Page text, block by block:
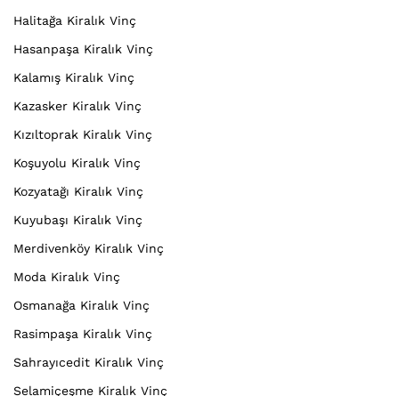
Halitağa Kiralık Vinç
Hasanpaşa Kiralık Vinç
Kalamış Kiralık Vinç
Kazasker Kiralık Vinç
Kızıltoprak Kiralık Vinç
Koşuyolu Kiralık Vinç
Kozyatağı Kiralık Vinç
Kuyubaşı Kiralık Vinç
Merdivenköy Kiralık Vinç
Moda Kiralık Vinç
Osmanağa Kiralık Vinç
Rasimpaşa Kiralık Vinç
Sahrayıcedit Kiralık Vinç
Selamiçeşme Kiralık Vinç